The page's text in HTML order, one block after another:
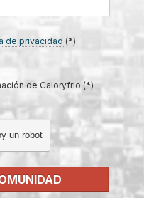
de privacidad (*)
de Caloryfrio (*)
un robot